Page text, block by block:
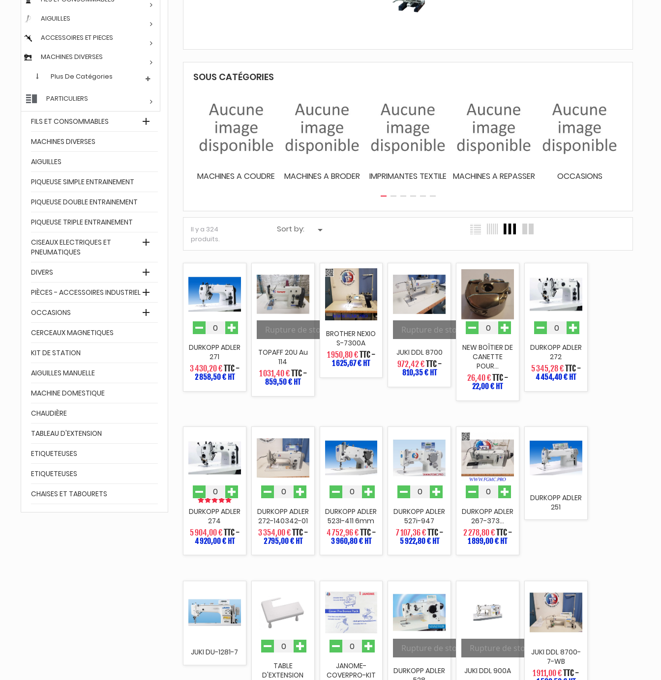
AIGUILLES
ACCESSOIRES ET PIECES
MACHINES DIVERSES
Plus De Catégories
PARTICULIERS
IMPRIMANTES TEXTILE
MACHINES A REPASSER 
OCCASIONS 
ACTIVITES 
ACCESSOIRES ET PIECES 
FILS ET CONSOMMABLES 
MACHINES DIVERSES
AIGUILLES
PIQUEUSE SIMPLE ENTRAINEMENT
PIQUEUSE DOUBLE ENTRAINEMENT
PIQUEUSE TRIPLE ENTRAINEMENT
CISEAUX ELECTRIQUES ET
PNEUMATIQUES

DIVERS 
PIÈCES - ACCESSOIRES INDUSTRIEL
OCCASIONS 
CERCEAUX MAGNETIQUES
KIT DE STATION
AIGUILLES MANUELLE
MACHINE DOMESTIQUE
CHAUDIÈRE
TABLEAU D'EXTENSION
ETIQUETEUSES
ETIQUETEUSES
CHAISES ET TABOURETS
SOUS CATÉGORIES
TABOURETS
MACHINES A COUDRE MACHINES A BRODER IMPRIMANTES TEXTILE MACHINES A REPASSER OCCASIONS
Il y a 324
produits.
Sort by: 
DURKOPP ADLER
271
3 430,20 €TTC-
2 858,50 € HT
Rupture de stock
TOPAFF 20U Au
114
1 031,40 €TTC-
859,50 € HT
BROTHER NEXIO
S-7300A
1 950,80 €TTC-
1 625,67 € HT
Rupture de stock
JUKI DDL 8700
972,42 €TTC-
810,35 € HT
NEW BOÎTIER DE
CANETTE
POUR...
26,40 €TTC-
22,00 € HT
DURKOPP ADLER
272
5 345,28 €TTC-
4 454,40 € HT
DURKOPP ADLER
274
5 904,00 €TTC-
4 920,00 € HT
DURKOPP ADLER
272-140342-01
3 354,00 €TTC-
2 795,00 € HT
DURKOPP ADLER
523I-411 6mm
4 752,96 €TTC-
3 960,80 € HT
DURKOPP ADLER
527i-947
7 107,36 €TTC-
5 922,80 € HT
DURKOPP ADLER
267-373...
2 278,80 €TTC-
1 899,00 € HT
DURKOPP ADLER
251
JUKI DU-1281-7
TABLE
D'EXTENSION
JANOME-
COVERPRO-KIT
Rupture de stock
DURKOPP ADLER
Rupture de stock
JUKI DDL 900A
JUKI DDL 8700-
7-WB
1 911,00 €TTC-